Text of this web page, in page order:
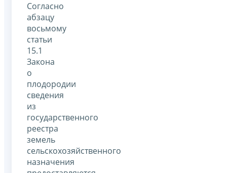
Согласно
абзацу
восьмому
статьи
15.1
Закона
о
плодородии
сведения
из
государственного
реестра
земель
сельскохозяйственного
назначения